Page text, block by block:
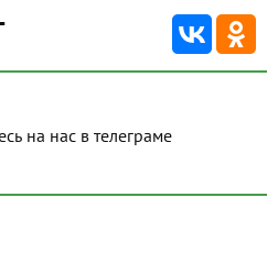
Подпишитесь на нас в телеграме